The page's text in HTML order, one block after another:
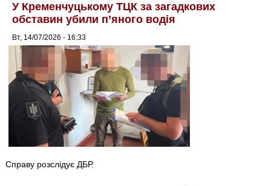
У Кременчуцькому ТЦК за загадкових
обставин убили п’яного водія
Вт, 14/07/2026 - 16:33
Справу розслідує ДБР.